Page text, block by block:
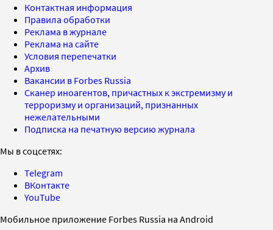
Контактная информация
Правила обработки
Реклама в журнале
Реклама на сайте
Условия перепечатки
Архив
Вакансии в Forbes Russia
Сканер иноагентов, причастных к экстремизму и
терроризму и организаций, признанных
нежелательными
Подписка на печатную версию журнала
Мы в соцсетях:
Telegram
ВКонтакте
YouTube
Мобильное приложение Forbes Russia на Android